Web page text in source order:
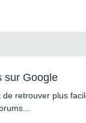
sur Google
retrouver plus